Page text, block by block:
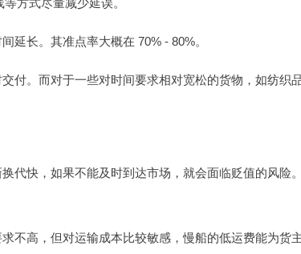
方式尽量减少延误。
延长。其准点率大概在 70% - 80%。
付。而对于一些对时间要求相对宽松的货物，如纺织
代快，如果不能及时到达市场，就会面临贬值的风险
高，但对运输成本比较敏感，慢船的低运费能为货主